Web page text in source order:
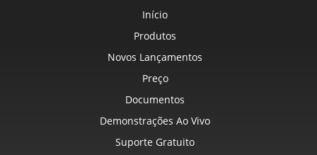
Início
Produtos
Novos Lançamentos
Preço
Documentos
Demonstrações Ao Vivo
Suporte Gratuito